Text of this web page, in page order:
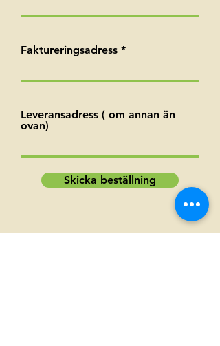
Faktureringsadress
Leveransadress ( om annan än
ovan)
Skicka beställning